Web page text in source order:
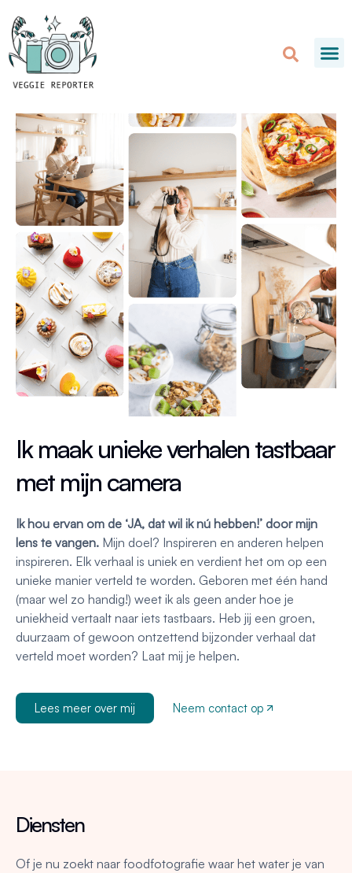
Ik maak unieke verhalen tastbaar
met mijn camera
Ik hou ervan om de ‘JA, dat wil ik nú hebben!’ door mijn
lens te vangen. Mijn doel? Inspireren en anderen helpen
inspireren. Elk verhaal is uniek en verdient het om op een
unieke manier verteld te worden. Geboren met één hand
(maar wel zo handig!) weet ik als geen ander hoe je
uniekheid vertaalt naar iets tastbaars. Heb jij een groen,
duurzaam of gewoon ontzettend bijzonder verhaal dat
verteld moet worden? Laat mij je helpen.
Lees meer over mij Neem contact op
Diensten
Of je nu zoekt naar foodfotografie waar het water je van